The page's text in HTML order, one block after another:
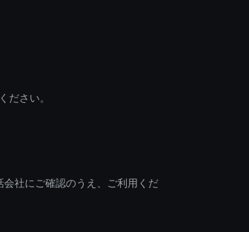
ださい。
社にご確認のうえ、ご利用くだ